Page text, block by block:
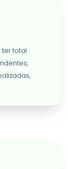
ter total